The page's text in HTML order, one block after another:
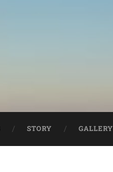
STORY GALLERY